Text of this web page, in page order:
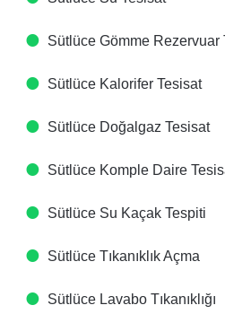
Sütlüce Gömme Rezervuar
Sütlüce Kalorifer Tesisat
Sütlüce Doğalgaz Tesisat
Sütlüce Komple Daire
Sütlüce Su Kaçak Tespiti
Sütlüce Tıkanıklık Açma
Sütlüce Lavabo Tıkanıklığı